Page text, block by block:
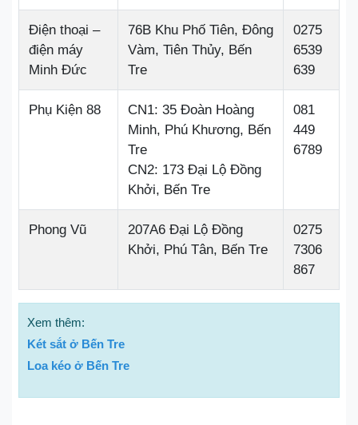
Điện thoại –
điện máy
Minh Đức
76B Khu Phố Tiên, Đông
Vàm, Tiên Thủy, Bến
Tre
0275
6539
639
Phụ Kiện 88
CN1: 35 Đoàn Hoàng
Minh, Phú Khương, Bến
Tre
CN2: 173 Đại Lộ Đồng
Khởi, Bến Tre
081
449
6789
Phong Vũ
207A6 Đại Lộ Đồng
Khởi, Phú Tân, Bến Tre
0275
7306
867
Xem thêm:
Két sắt ở Bến Tre
Loa kéo ở Bến Tre